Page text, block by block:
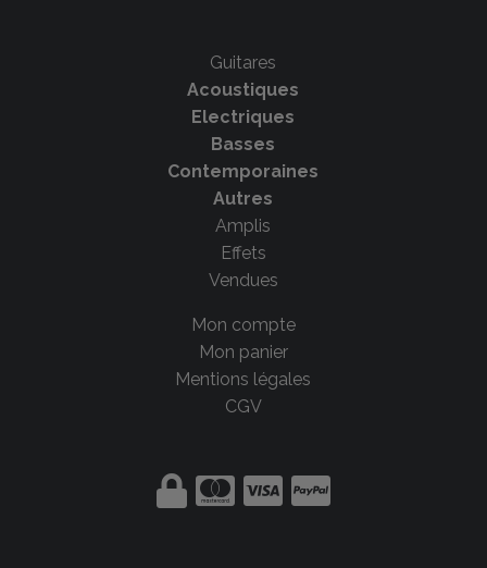
Guitares
Acoustiques
Electriques
Basses
Contemporaines
Autres
Amplis
Effets
Vendues
Mon compte
Mon panier
Mentions légales
CGV